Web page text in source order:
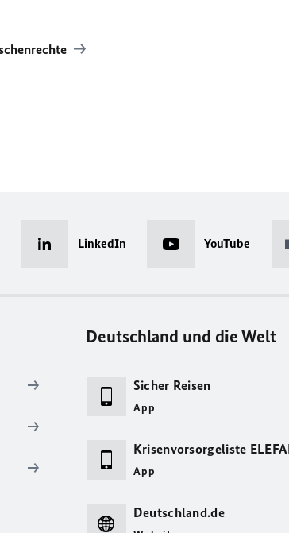
LinkedIn YouTube
Deutschland und die Welt
Sicher Reisen
App
Krisenvorsorgeliste
App
Deutschland.de